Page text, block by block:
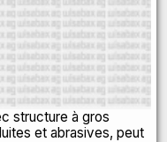
structure à gros
et abrasives, peut